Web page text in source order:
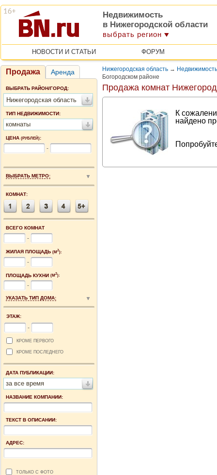
Недвижимость
в Нижегородской области
выбрать регион
НОВОСТИ И СТАТЬИ ФОРУМ
Продажа Аренда
ВЫБРАТЬ РАЙОН/ГОРОД:
Нижегородская область
ТИП НЕДВИЖИМОСТИ:
комнаты
ЦЕНА (РУБЛЕЙ):
-
ВЫБРАТЬ МЕТРО:
КОМНАТ:
ВСЕГО КОМНАТ
-
ЖИЛАЯ ПЛОЩАДЬ (М2):
-
ПЛОЩАДЬ КУХНИ (М2):
-
УКАЗАТЬ ТИП ДОМА:
ЭТАЖ:
-
КРОМЕ ПЕРВОГО
КРОМЕ ПОСЛЕДНЕГО
ДАТА ПУБЛИКАЦИИ:
за все время
НАЗВАНИЕ КОМПАНИИ:
ТЕКСТ В ОПИСАНИИ:
АДРЕС:
ТОЛЬКО С ФОТО
Нижегородская область →
Богородском районе
Продажа комнат
К
найдено